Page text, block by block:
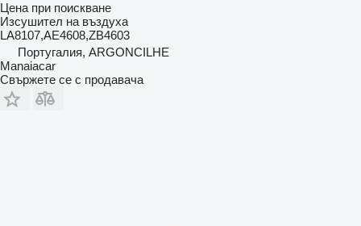
Цена при поискване
Изсушител на въздуха
LA8107,AE4608,ZB4603
Португалия, ARGONCILHE
Manaiacar
Свържете се с продавача